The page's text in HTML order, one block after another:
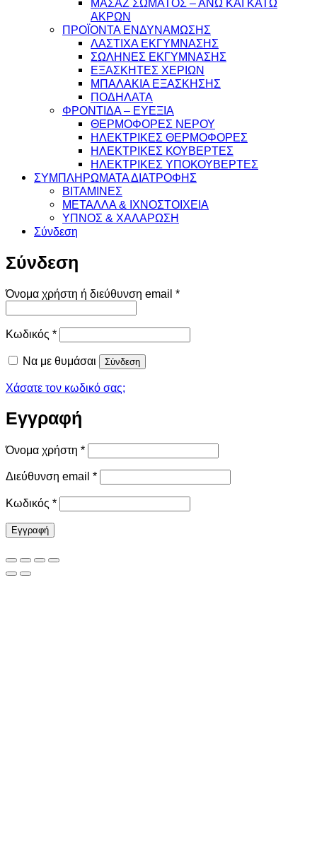
ΜΑΣΑΖ ΣΩΜΑΤΟΣ – ΑΝΩ ΚΑΙ ΚΑΤΩ
ΑΚΡΩΝ
ΠΡΟΪΟΝΤΑ ΕΝΔΥΝΑΜΩΣΗΣ
ΛΑΣΤΙΧΑ ΕΚΓΥΜΝΑΣΗΣ
ΣΩΛΗΝΕΣ ΕΚΓΥΜΝΑΣΗΣ
ΕΞΑΣΚΗΤΕΣ ΧΕΡΙΩΝ
ΜΠΑΛΑΚΙΑ ΕΞΑΣΚΗΣΗΣ
ΠΟΔΗΛΑΤΑ
ΦΡΟΝΤΙΔΑ – ΕΥΕΞΙΑ
ΘΕΡΜΟΦΟΡΕΣ ΝΕΡΟΥ
ΗΛΕΚΤΡΙΚΕΣ ΘΕΡΜΟΦΟΡΕΣ
ΗΛΕΚΤΡΙΚΕΣ ΚΟΥΒΕΡΤΕΣ
ΗΛΕΚΤΡΙΚΕΣ ΥΠΟΚΟΥΒΕΡΤΕΣ
ΣΥΜΠΛΗΡΩΜΑΤΑ ΔΙΑΤΡΟΦΗΣ
ΒΙΤΑΜΙΝΕΣ
ΜΕΤΑΛΛΑ & ΙΧΝΟΣΤΟΙΧΕΙΑ
ΥΠΝΟΣ & ΧΑΛΑΡΩΣΗ
Σύνδεση
Σύνδεση
Όνομα χρήστη ή διεύθυνση email *Απαιτείται
Κωδικός *Απαιτείται
Να με θυμάσαι Σύνδεση
Χάσατε τον κωδικό σας;
Εγγραφή
Όνομα χρήστη *Απαιτείται
Διεύθυνση email *Απαιτείται
Κωδικός *Απαιτείται
Εγγραφή